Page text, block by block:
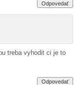
Odpovedať
treba vyhodit ci je to
Odpovedať